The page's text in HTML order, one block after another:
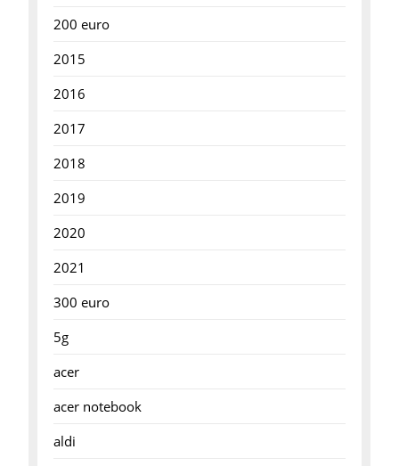
200 euro
2015
2016
2017
2018
2019
2020
2021
300 euro
5g
acer
acer notebook
aldi